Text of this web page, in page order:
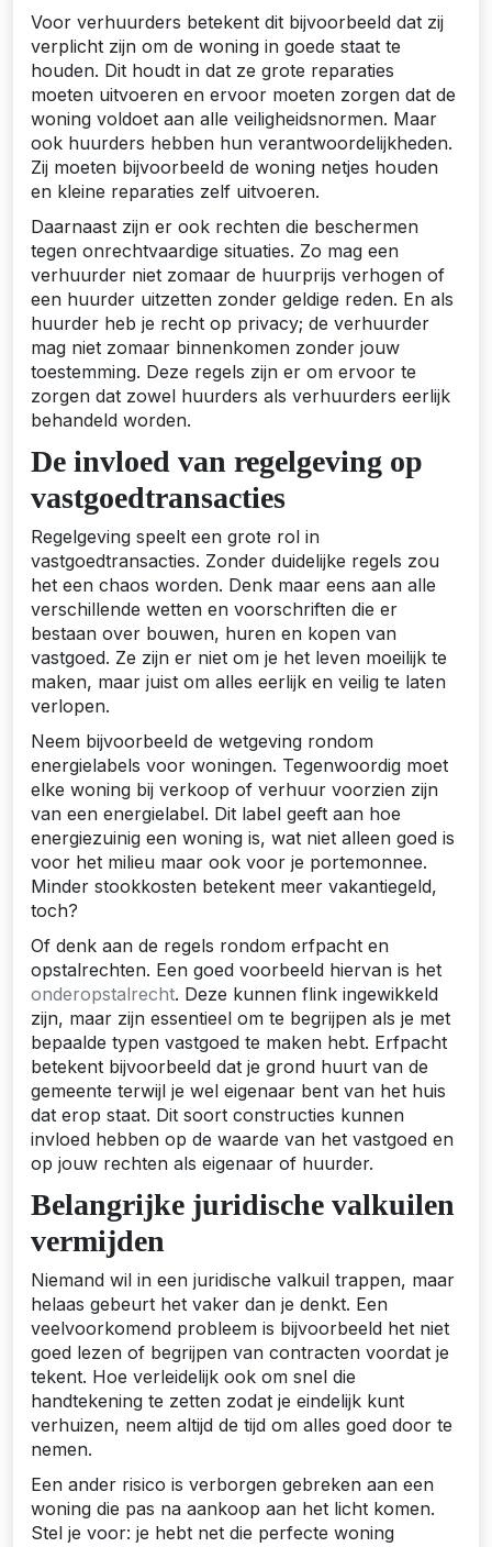
Voor verhuurders betekent dit bijvoorbeeld dat zij
verplicht zijn om de woning in goede staat te
houden. Dit houdt in dat ze grote reparaties
moeten uitvoeren en ervoor moeten zorgen dat de
woning voldoet aan alle veiligheidsnormen. Maar
ook huurders hebben hun verantwoordelijkheden.
Zij moeten bijvoorbeeld de woning netjes houden
en kleine reparaties zelf uitvoeren.
Daarnaast zijn er ook rechten die beschermen
tegen onrechtvaardige situaties. Zo mag een
verhuurder niet zomaar de huurprijs verhogen of
een huurder uitzetten zonder geldige reden. En als
huurder heb je recht op privacy; de verhuurder
mag niet zomaar binnenkomen zonder jouw
toestemming. Deze regels zijn er om ervoor te
zorgen dat zowel huurders als verhuurders eerlijk
behandeld worden.
De invloed van regelgeving op
vastgoedtransacties
Regelgeving speelt een grote rol in
vastgoedtransacties. Zonder duidelijke regels zou
het een chaos worden. Denk maar eens aan alle
verschillende wetten en voorschriften die er
bestaan over bouwen, huren en kopen van
vastgoed. Ze zijn er niet om je het leven moeilijk te
maken, maar juist om alles eerlijk en veilig te laten
verlopen.
Neem bijvoorbeeld de wetgeving rondom
energielabels voor woningen. Tegenwoordig moet
elke woning bij verkoop of verhuur voorzien zijn
van een energielabel. Dit label geeft aan hoe
energiezuinig een woning is, wat niet alleen goed is
voor het milieu maar ook voor je portemonnee.
Minder stookkosten betekent meer vakantiegeld,
toch?
Of denk aan de regels rondom erfpacht en
opstalrechten. Een goed voorbeeld hiervan is het
onderopstalrecht. Deze kunnen flink ingewikkeld
zijn, maar zijn essentieel om te begrijpen als je met
bepaalde typen vastgoed te maken hebt. Erfpacht
betekent bijvoorbeeld dat je grond huurt van de
gemeente terwijl je wel eigenaar bent van het huis
dat erop staat. Dit soort constructies kunnen
invloed hebben op de waarde van het vastgoed en
op jouw rechten als eigenaar of huurder.
Belangrijke juridische valkuilen
vermijden
Niemand wil in een juridische valkuil trappen, maar
helaas gebeurt het vaker dan je denkt. Een
veelvoorkomend probleem is bijvoorbeeld het niet
goed lezen of begrijpen van contracten voordat je
tekent. Hoe verleidelijk ook om snel die
handtekening te zetten zodat je eindelijk kunt
verhuizen, neem altijd de tijd om alles goed door te
nemen.
Een ander risico is verborgen gebreken aan een
woning die pas na aankoop aan het licht komen.
Stel je voor: je hebt net die perfecte woning